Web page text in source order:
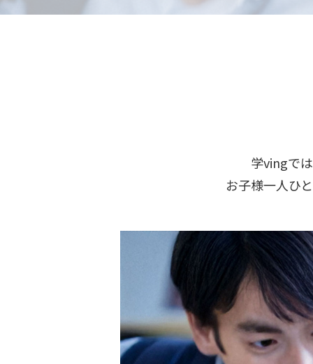
学vingで
お子様一人ひ